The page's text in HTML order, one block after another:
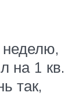
неделю,
на 1 кв.
так,